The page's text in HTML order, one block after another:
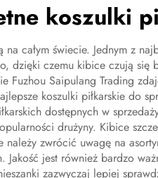
koszulki
całym świecie. Jednym z
dzięki czemu kibice czują
Fuzhou Saipulang Trading
koszulki piłkarskie do
dostępnych w
drużyny. Kibice
zwrócić uwagę na
Jakość jest również bardzo
zazwyczaj lepiej